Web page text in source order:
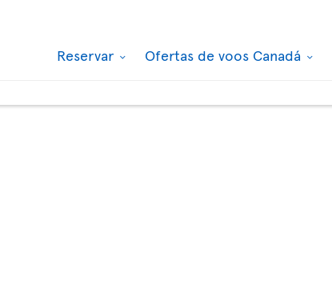
Reservar Ofertas de voos Canadá